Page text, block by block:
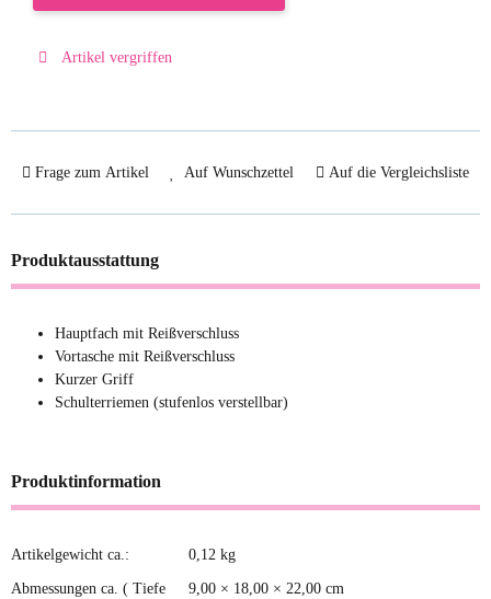
Artikel vergriffen
Frage zum Artikel Auf Wunschzettel Auf die Vergleichsliste
Produktausstattung
Hauptfach mit Reißverschluss
Vortasche mit Reißverschluss
Kurzer Griff
Schulterriemen (stufenlos verstellbar)
Produktinformation
Produkteigenschaft
Wert
Artikelgewicht ca.: 0,12 kg
Abmessungen ca. ( Tiefe
9,00 × 18,00 × 22,00 cm